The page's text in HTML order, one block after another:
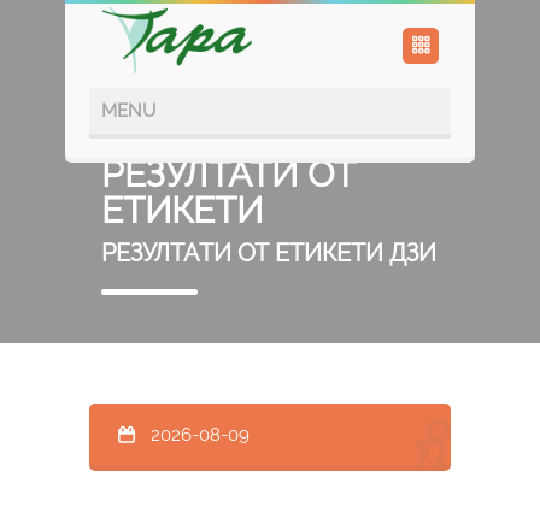
РЕЗУЛТАТИ ОТ
ЕТИКЕТИ
РЕЗУЛТАТИ ОТ ЕТИКЕТИ ДЗИ
2026-08-09